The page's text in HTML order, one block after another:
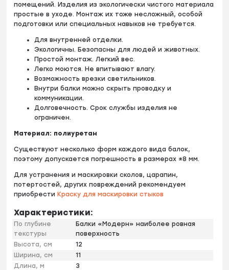
помещений. Изделия из экологически чистого материала
простые в уходе. Монтаж их тоже несложный, особой
подготовки или специальных навыков не требуется.
Для внутренней отделки.
Экологичны. Безопасны для людей и животных.
Простой монтаж. Легкий вес.
Легко моются. Не впитывают влагу.
Возможность врезки светильников.
Внутри балки можно скрыть проводку и
коммуникации.
Долговечность. Срок службы изделия не
ограничен.
Материал: полиуретан
Существуют несколько форм каждого вида балок,
поэтому допускается погрешность в размерах ±8 мм.
Для устранения и маскировки сколов, царапин,
потертостей, других повреждений рекомендуем
приобрестиКраску для маскировки стыков
Характеристики:
По глубине
текстуры
Балки «Модерн» наиболее ровная
поверхность
Высота, см
12
Ширина, см
11
Длина, м
3